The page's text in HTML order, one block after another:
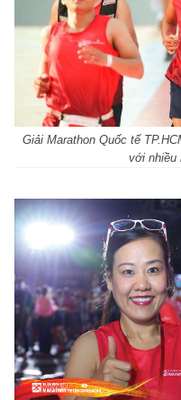
Giải Marathon Quốc tế
với nhiều